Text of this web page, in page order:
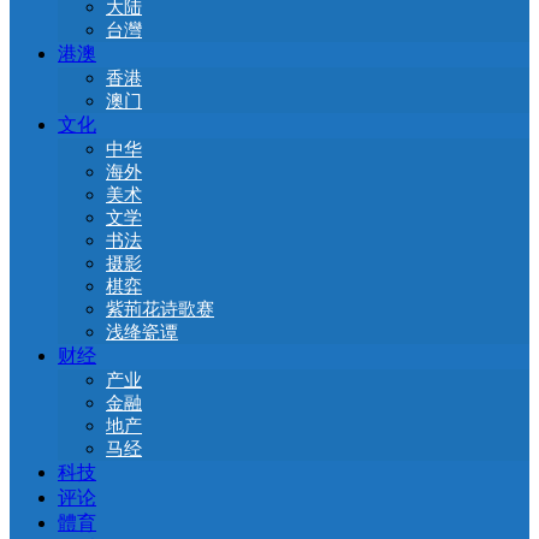
大陆
台灣
港澳
香港
澳门
文化
中华
海外
美术
文学
书法
摄影
棋弈
紫荊花诗歌赛
浅绛瓷谭
财经
产业
金融
地产
马经
科技
评论
體育